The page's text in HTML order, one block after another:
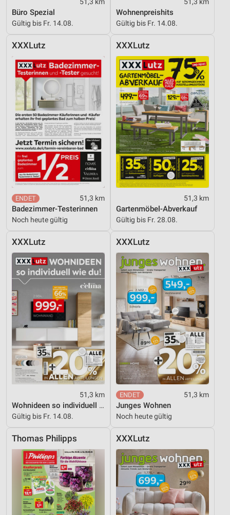
Büro Spezial
Gültig bis Fr. 14.08.
Wohnenpreishits
Gültig bis Fr. 14.08.
XXXLutz
51,3 km
Badezimmer-Testerinnen
Noch heute gültig
XXXLutz
51,3 km
Gartenmöbel-Abverkauf
Gültig bis Fr. 28.08.
XXXLutz
51,3 km
Wohnideen so individuell wie du!
Gültig bis Fr. 14.08.
XXXLutz
51,3 km
Junges Wohnen
Noch heute gültig
Thomas Philipps XXXLutz
Kombinationen von Daten aus verschiedenen
Quellen
Verwendung reduzierter Daten zur Auswahl von
Inhalten
IAB-Besonderheiten:
Verwendung genauer Standortdaten
Geräte anhand von aktiv angeforderten
Informationen identifizieren
Nicht-IAB-Verarbeitungszwecke:
Notwendig
Performance
Funktional